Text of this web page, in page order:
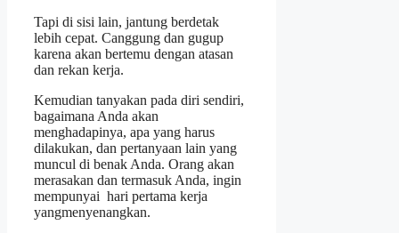
Tapi di sisi lain, jantung berdetak
lebih cepat. Canggung dan gugup
karena akan bertemu dengan atasan
dan rekan kerja.
Kemudian tanyakan pada diri sendiri,
bagaimana Anda akan
menghadapinya, apa yang harus
dilakukan, dan pertanyaan lain yang
muncul di benak Anda. Orang akan
merasakan dan termasuk Anda, ingin
mempunyai hari pertama kerja
yangmenyenangkan.